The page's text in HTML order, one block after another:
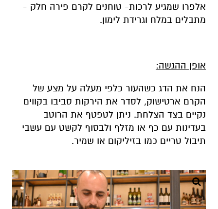
אלפרו שמגיע לרכות- טוחנים לקרם פירה חלק -
מתבלים במלח וגרידת לימון.
אופן ההגשה:
הנח את הדג כשהעור כלפי מעלה על מצע של
הקרם ארטישוק, לסדר את הירקות סביבו בקווים
נקיים בצד הצלחת. ניתן לטפטף את הרוטב
בעדינות עם כף או מזלף ולבסוף לקשט עם עשבי
תיבול טריים כמו בזיליקום או שמיר.